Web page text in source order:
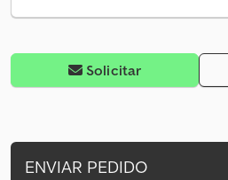
Solicitar
ENVIAR PEDIDO